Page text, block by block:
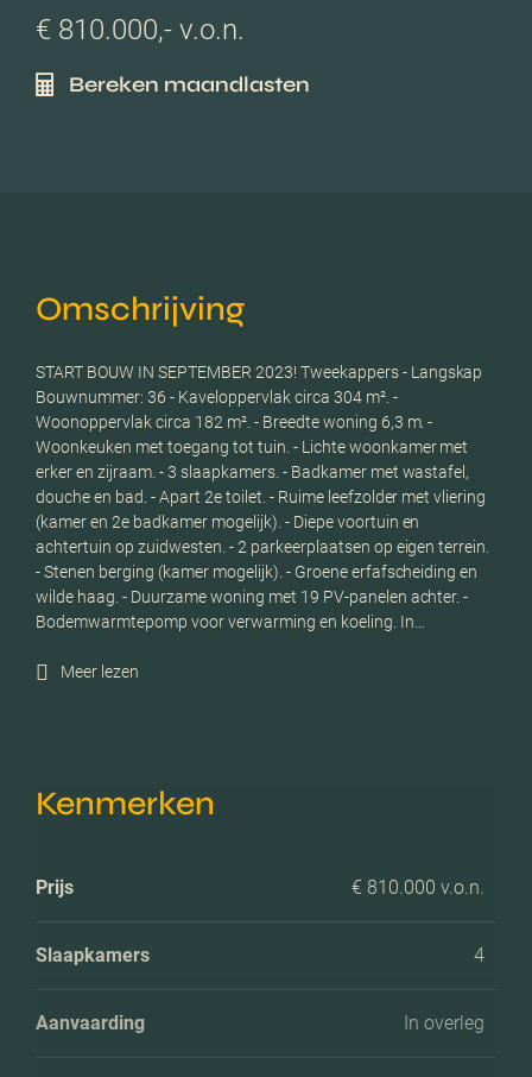
€ 810.000,- v.o.n.
Bereken maandlasten
Omschrijving
START BOUW IN SEPTEMBER 2023! Tweekappers - Langskap
Bouwnummer: 36 - Kaveloppervlak circa 304 m². -
Woonoppervlak circa 182 m². - Breedte woning 6,3 m. -
Woonkeuken met toegang tot tuin. - Lichte woonkamer met
erker en zijraam. - 3 slaapkamers. - Badkamer met wastafel,
douche en bad. - Apart 2e toilet. - Ruime leefzolder met vliering
(kamer en 2e badkamer mogelijk). - Diepe voortuin en
achtertuin op zuidwesten. - 2 parkeerplaatsen op eigen terrein.
- Stenen berging (kamer mogelijk). - Groene erfafscheiding en
wilde haag. - Duurzame woning met 19 PV-panelen achter. -
Bodemwarmtepomp voor verwarming en koeling. In…
Meer lezen
Kenmerken
Prijs € 810.000 v.o.n.
Slaapkamers 4
Aanvaarding In overleg